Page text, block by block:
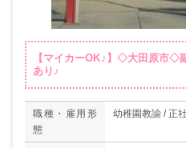
【マイカーOK♪】◇大田原市◇
あり♪
職種・雇用形
態
幼稚園教諭 / 正